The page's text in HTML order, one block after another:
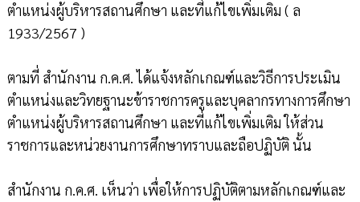
ตำแหน่งผู้บริหารสถานศึกษา และที่แก้ไขเพิ่มเติม ( ล
1933/2567 )
ตามที่ สำนักงาน ก.ค.ศ. ได้แจ้งหลักเกณฑ์และวิธีการประเมิน
ตำแหน่งและวิทยฐานะข้าราชการครูและบุคลากรทางการศึกษา
ตำแหน่งผู้บริหารสถานศึกษา และที่แก้ไขเพิ่มเติม ให้ส่วน
ราชการและหน่วยงานการศึกษาทราบและถือปฏิบัติ นั้น
สำนักงาน ก.ค.ศ. เห็นว่า เพื่อให้การปฏิบัติตามหลักเกณฑ์และ